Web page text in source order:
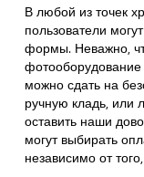
В любой из точек
пользователи
формы. Неважно,
можно сдать на
ручную кладь, или
оставить наши
могут выбирать
независимо от